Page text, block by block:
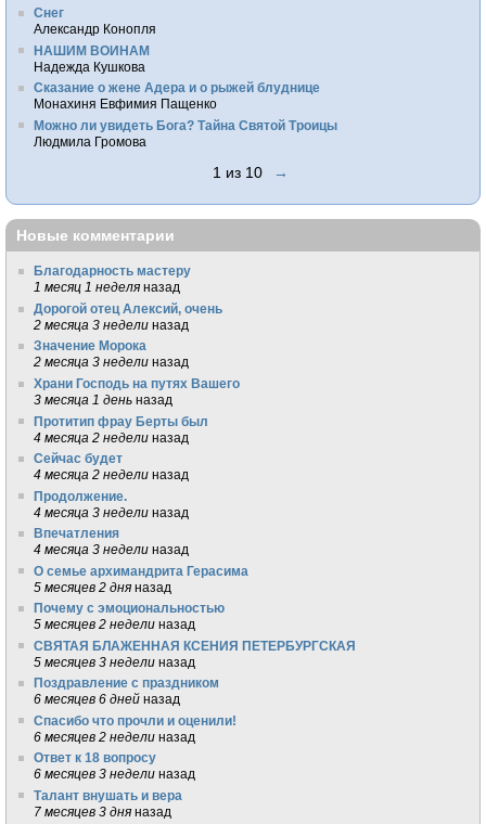
Снег
Александр Конопля
НАШИМ ВОИНАМ
Надежда Кушкова
Сказание о жене Адера и о рыжей блуднице
Монахиня Евфимия Пащенко
Можно ли увидеть Бога? Тайна Святой Троицы
Людмила Громова
1 из 10 →
Новые комментарии
Благодарность мастеру
1 месяц 1 неделя назад
Дорогой отец Алексий, очень
2 месяца 3 недели назад
Значение Морока
2 месяца 3 недели назад
Храни Господь на путях Вашего
3 месяца 1 день назад
Протитип фрау Берты был
4 месяца 2 недели назад
Сейчас будет
4 месяца 2 недели назад
Продолжение.
4 месяца 3 недели назад
Впечатления
4 месяца 3 недели назад
О семье архимандрита Герасима
5 месяцев 2 дня назад
Почему с эмоциональностью
5 месяцев 2 недели назад
СВЯТАЯ БЛАЖЕННАЯ КСЕНИЯ ПЕТЕРБУРГСКАЯ
5 месяцев 3 недели назад
Поздравление с праздником
6 месяцев 6 дней назад
Спасибо что прочли и оценили!
6 месяцев 2 недели назад
Ответ к 18 вопросу
6 месяцев 3 недели назад
Талант внушать и вера
7 месяцев 3 дня назад